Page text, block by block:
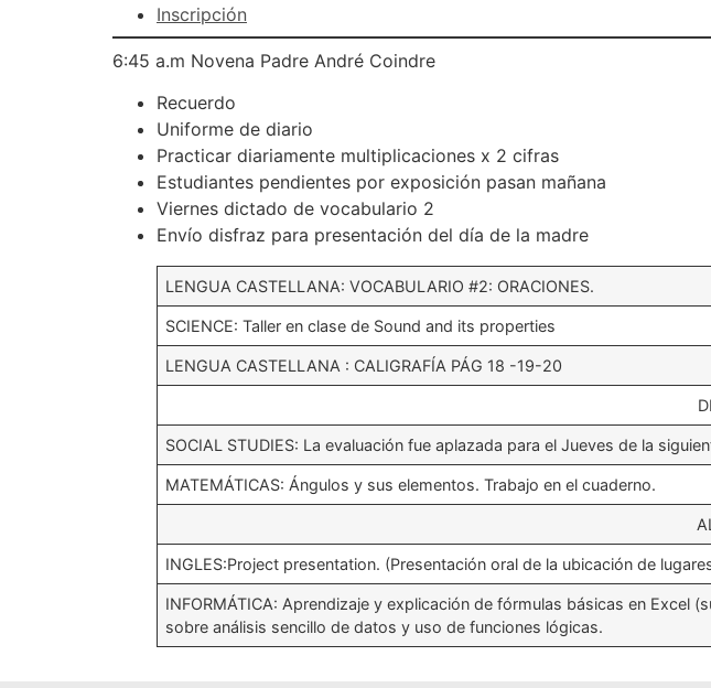
Inscripción
6:45 a.m Novena Padre André Coindre
Recuerdo
Uniforme de diario
Practicar diariamente multiplicaciones x 2 cifras
Estudiantes pendientes por exposición pasan mañana
Viernes dictado de vocabulario 2
Envío disfraz para presentación del día de la madre
LENGUA CASTELLANA: VOCABULARIO #2: ORACIONES.
SCIENCE: Taller en clase de Sound and its properties
LENGUA CASTELLANA : CALIGRAFÍA PÁG 18 -19-20
SOCIAL STUDIES: La evaluación fue aplazada para el Jueves de la
MATEMÁTICAS: Ángulos y sus elementos. Trabajo en el cuaderno.
INGLES:Project presentation. (Presentación oral de la ubicación de
INFORMÁTICA: Aprendizaje y explicación de fórmulas básicas en Excel
sobre análisis sencillo de datos y uso de funciones lógicas.